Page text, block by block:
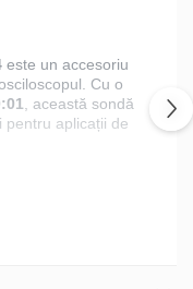
este un accesoriu
Cu o
, această sondă
pentru aplicații de